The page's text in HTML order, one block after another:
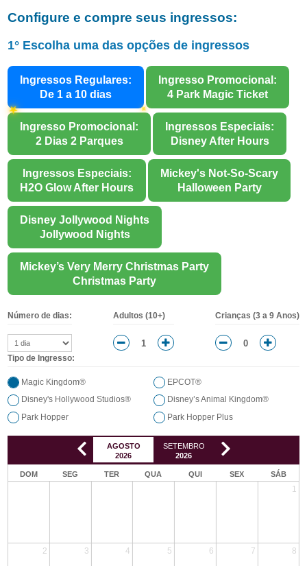
Configure e compre seus ingressos:
1° Escolha uma das opções de ingressos
Ingressos Regulares:
De 1 a 10 dias
Ingresso Promocional:
4 Park Magic Ticket
★ ✦
Ingresso Promocional:
2 Dias 2 Parques
Ingressos Especiais:
Disney After Hours
Ingressos Especiais:
H2O Glow After Hours
Mickey's Not-So-Scary
Halloween Party
Disney Jollywood Nights
Jollywood Nights
Mickey’s Very Merry Christmas Party
Christmas Party
Número de dias: Adultos (10+) Crianças (3 a 9 Anos)
Tipo de Ingresso:
Magic Kingdom®
EPCOT®
Disney's Hollywood Studios®
Disney’s Animal Kingdom®
Park Hopper
Park Hopper Plus
AGOSTO
2026
SETEMBRO
2026
OUTUBRO
DOM SEG TER QUA QUI SEX SÁB
1
2 3 4 5 6 7 8